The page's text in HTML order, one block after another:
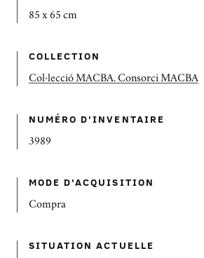
85 x 65 cm
COLLECTION
Col·lecció MACBA. Consorci MACBA
NUMÉRO D'INVENTAIRE
3989
MODE D'ACQUISITION
Compra
SITUATION ACTUELLE